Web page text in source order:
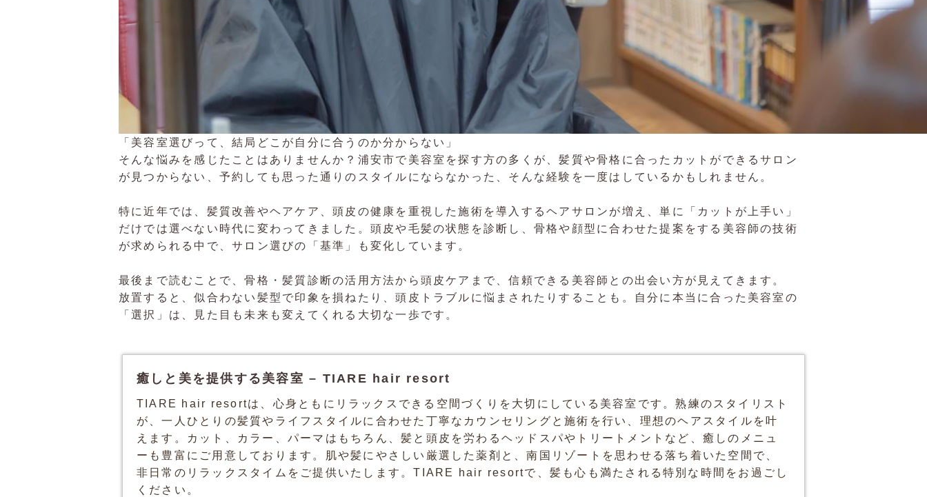
「美容室選びって、結局どこが自分に合うのか分からない」
そんな悩みを感じたことはありませんか？浦安市で美容室を探す方の多くが、髪質や骨格に合ったカットができるサロン
が見つからない、予約しても思った通りのスタイルにならなかった、そんな経験を一度はしているかもしれません。
特に近年では、髪質改善やヘアケア、頭皮の健康を重視した施術を導入するヘアサロンが増え、単に「カットが上手い」
だけでは選べない時代に変わってきました。頭皮や毛髪の状態を診断し、骨格や顔型に合わせた提案をする美容師の技術
が求められる中で、サロン選びの「基準」も変化しています。
最後まで読むことで、骨格・髪質診断の活用方法から頭皮ケアまで、信頼できる美容師との出会い方が見えてきます。
放置すると、似合わない髪型で印象を損ねたり、頭皮トラブルに悩まされたりすることも。自分に本当に合った美容室の
「選択」は、見た目も未来も変えてくれる大切な一歩です。
癒しと美を提供する美容室 – TIARE hair resort
TIARE hair resortは、心身ともにリラックスできる空間づくりを大切にしている 美容室 です。熟練のスタイリスト
が、一人ひとりの髪質やライフスタイルに合わせた丁寧なカウンセリングと施術を行い、理想のヘアスタイルを叶
えます。カット、カラー、パーマはもちろん、髪と頭皮を労わるヘッドスパやトリートメントなど、癒しのメニュ
ーも豊富にご用意しております。肌や髪にやさしい厳選した薬剤と、南国リゾートを思わせる落ち着いた空間で、
非日常のリラックスタイムをご提供いたします。TIARE hair resortで、髪も心も満たされる特別な時間をお過ごし
ください。